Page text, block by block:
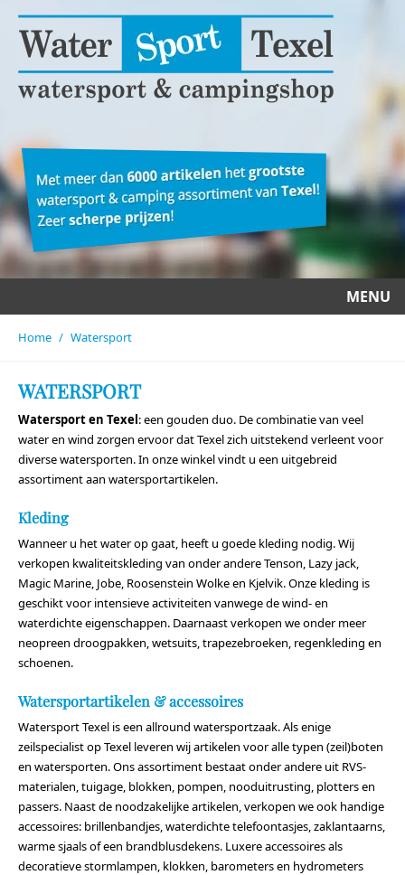
MENU
Home Watersport
WATERSPORT
Watersport en Texel: een gouden duo. De combinatie van veel
water en wind zorgen ervoor dat Texel zich uitstekend verleent voor
diverse watersporten. In onze winkel vindt u een uitgebreid
assortiment aan watersportartikelen.
Kleding
Wanneer u het water op gaat, heeft u goede kleding nodig. Wij
verkopen kwaliteitskleding van onder andere Tenson, Lazy jack,
Magic Marine, Jobe, Roosenstein Wolke en Kjelvik. Onze kleding is
geschikt voor intensieve activiteiten vanwege de wind- en
waterdichte eigenschappen. Daarnaast verkopen we onder meer
neopreen droogpakken, wetsuits, trapezebroeken, regenkleding en
schoenen.
Watersportartikelen & accessoires
Watersport Texel is een allround watersportzaak. Als enige
zeilspecialist op Texel leveren wij artikelen voor alle typen (zeil)boten
en watersporten. Ons assortiment bestaat onder andere uit RVS-
materialen, tuigage, blokken, pompen, nooduitrusting, plotters en
passers. Naast de noodzakelijke artikelen, verkopen we ook handige
accessoires: brillenbandjes, waterdichte telefoontasjes, zaklantaarns,
warme sjaals of een brandblusdekens. Luxere accessoires als
decoratieve stormlampen, klokken, barometers en hydrometers